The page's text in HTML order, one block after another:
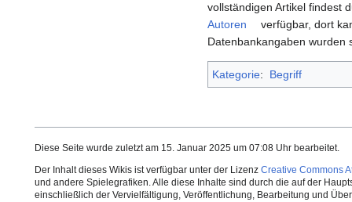
vollständigen Artikel findest
Autoren
verfügbar, dort
Datenbankangaben
Kategorie: Begriff
Diese Seite wurde zuletzt am 15. Januar 2025 um 07:08 Uhr bearbeitet.
Der Inhalt dieses Wikis ist verfügbar unter der Lizenz Creative Commons
und andere Spielegrafiken. Alle diese Inhalte sind durch die auf der
einschließlich der Vervielfältigung, Veröffentlichung, Bearbeitung und